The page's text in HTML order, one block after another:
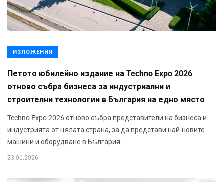
ИЗЛОЖЕНИЯ
Петото юбилейно издание на Techno Expo 2026
отново събра бизнеса за индустриални и
строителни технологии в България на едно място
Techno Expo 2026 отново събра представители на бизнеса и
индустрията от цялата страна, за да представи най-новите
машини и оборудване в България.
23.06.2026